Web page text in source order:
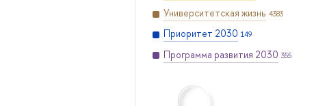
Университетская жизнь 4383
Приоритет 2030 149
Программа развития 2030 355